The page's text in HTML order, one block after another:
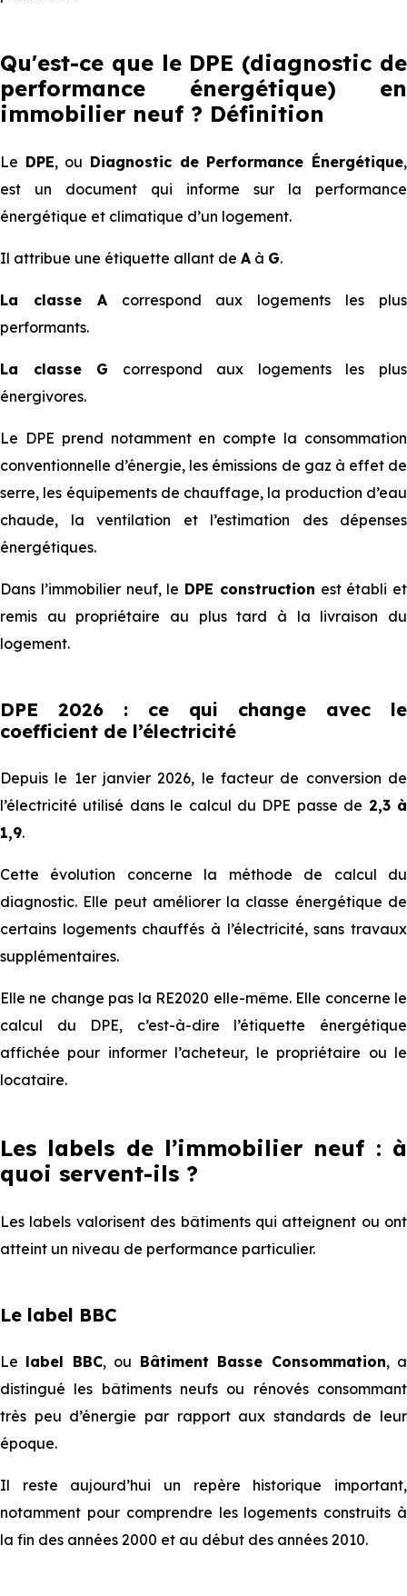
Qu'est-ce que le DPE (diagnostic de
performance énergétique) en
immobilier neuf ? Définition
Le DPE, ou Diagnostic de Performance Énergétique,
est un document qui informe sur la performance
énergétique et climatique d’un logement.
Il attribue une étiquette allant de A à G.
La classe Acorrespond aux logements les plus
performants.
La classe G correspond aux logements les plus
énergivores.
Le DPE prend notamment en compte la consommation
conventionnelle d’énergie, les émissions de gaz à effet de
serre, les équipements de chauffage, la production d’eau
chaude, la ventilation et l’estimation des dépenses
énergétiques.
Dans l’immobilier neuf, le DPE construction est établi et
remis au propriétaire au plus tard à la livraison du
logement.
DPE 2026 : ce qui change avec le
coefficient de l’électricité
Depuis le 1er janvier 2026, le facteur de conversion de
l’électricité utilisé dans le calcul du DPE passe de 2,3 à
1,9.
Cette évolution concerne la méthode de calcul du
diagnostic. Elle peut améliorer la classe énergétique de
certains logements chauffés à l’électricité, sans travaux
supplémentaires.
Elle ne change pas la RE2020 elle-même. Elle concerne le
calcul du DPE, c’est-à-dire l’étiquette énergétique
affichée pour informer l’acheteur, le propriétaire ou le
locataire.
Les labels de l’immobilier neuf : à
quoi servent-ils ?
Les labels valorisent des bâtiments qui atteignent ou ont
atteint un niveau de performance particulier.
Le label BBC
Le label BBC, ou Bâtiment Basse Consommation, a
distingué les bâtiments neufs ou rénovés consommant
très peu d’énergie par rapport aux standards de leur
époque.
Il reste aujourd’hui un repère historique important,
notamment pour comprendre les logements construits à
la fin des années 2000 et au début des années 2010.